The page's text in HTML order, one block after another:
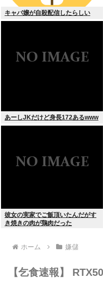
キャバ嬢が自殺配信したらしい
あーしJKだけど身長172あるwww
彼女の実家でご飯頂いたんだがす
き焼きの肉が鶏肉だった
ホーム 嫌儲
【乞食速報】